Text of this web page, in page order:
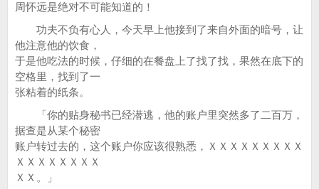
周怀远是绝对不可能知道的！
功夫不负有心人，今天早上他接到了来自外面的暗号，让
他注意他的饮食，
于是他吃法的时候，仔细的在餐盘上了找了找，果然在底下的
空格里，找到了一
张粘着的纸条。
「你的贴身秘书已经潜逃，他的账户里突然多了二百万，
据查是从某个秘密
账户转过去的，这个账户你应该很熟悉，ＸＸＸＸＸＸＸＸＸ
ＸＸＸＸＸＸＸＸ
ＸＸ。」